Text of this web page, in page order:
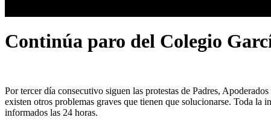
Continúa paro del Colegio
Por tercer día consecutivo siguen las protestas de Padres,
existen otros problemas graves que tienen que solucionarse. Toda
informados las 24 horas.